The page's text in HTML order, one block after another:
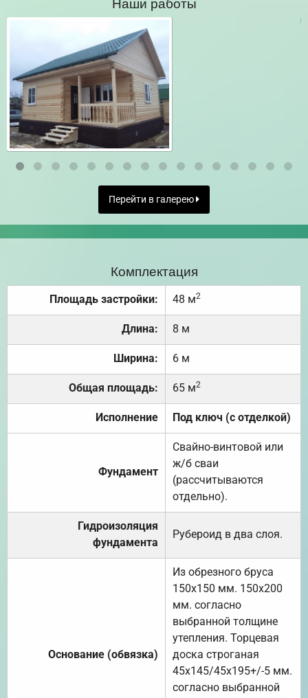
Перейти в галерею
Комплектация
Площадь застройки: 48 м2
Длина: 8 м
Ширина: 6 м
Общая площадь: 65 м2
Исполнение Под ключ (с отделкой)
Фундамент
Свайно-винтовой или
ж/б сваи
(рассчитываются
отдельно).
Гидроизоляция
фундамента
Рубероид в два слоя.
Основание (обвязка)
Из обрезного бруса
150х150 мм. 150х200
мм. согласно
выбранной толщине
утепления. Торцевая
доска строганая
45х145/45х195+/-5 мм.
согласно выбранной